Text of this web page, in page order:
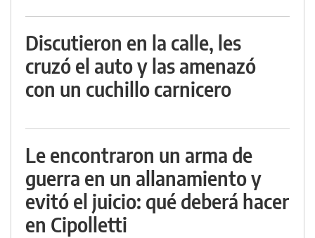
Discutieron en la calle, les
cruzó el auto y las amenazó
con un cuchillo carnicero
Le encontraron un arma de
guerra en un allanamiento y
evitó el juicio: qué deberá hacer
en Cipolletti